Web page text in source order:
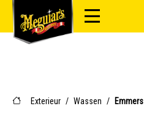
Exterieur / Wassen / Emmers